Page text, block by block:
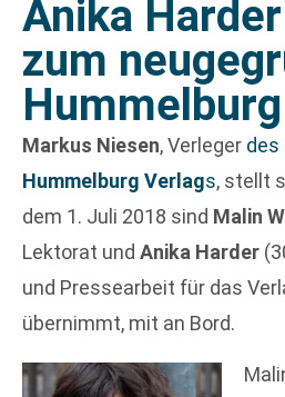
Anika
zum
Markus Niesen, Verleger des
Hummelburg Verlags, stellt
dem 1. Juli 2018 sind Malin
Lektorat und Anika Harder
und Pressearbeit für das
übernimmt, mit an Bord.